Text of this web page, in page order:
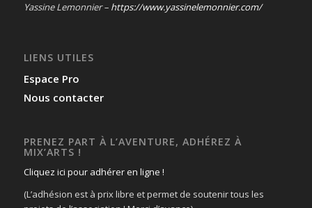
Yassine Lemonnier – https://www.yassinelemonnier.com/
LIENS UTILES
Espace Pro
Nous contacter
PRENEZ PART À L’AVENTURE, ADHÉREZ À
MIX’ARTS !
Cliquez ici pour adhérer en ligne !
(L’adhésion est à prix libre et permet de soutenir tous les